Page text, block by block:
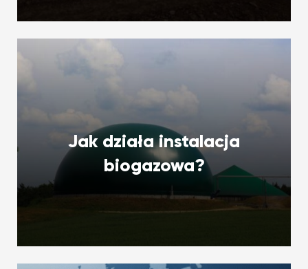
Jak działa instalacja
biogazowa?